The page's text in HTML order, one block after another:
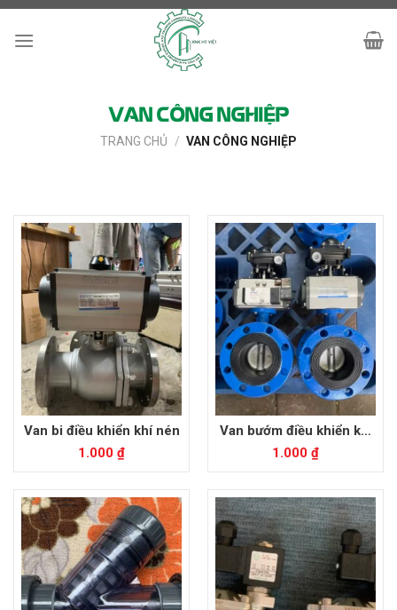
Skip
VAN CÔNG NGHIỆP
TRANG CHỦ / VAN CÔNG NGHIỆP
Van bi điều khiển khí nén
1.000 ₫
Van bướm điều khiển khí
nén
1.000 ₫